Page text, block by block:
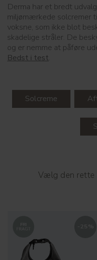
Derma har et bredt
miljømærkede solcremer
voksne, som ikke blot
skadelige stråler. De
og er nemme at påføre
Bedst i test.
Solcreme
Vælg den rette